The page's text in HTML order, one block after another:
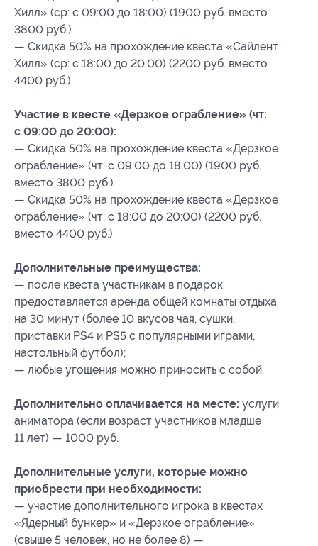
Хилл» (ср: с 09:00 до 18:00) (1900 руб. вместо
3800 руб.)
— Скидка 50% на прохождение квеста «Сайлент
Хилл» (ср: с 18:00 до 20:00) (2200 руб. вместо
4400 руб.)
Участие в квесте «Дерзкое ограбление» (чт:
с 09:00 до 20:00):
— Скидка 50% на прохождение квеста «Дерзкое
ограбление» (чт: с 09:00 до 18:00) (1900 руб.
вместо 3800 руб.)
— Скидка 50% на прохождение квеста «Дерзкое
ограбление» (чт: с 18:00 до 20:00) (2200 руб.
вместо 4400 руб.)
Дополнительные преимущества:
— после квеста участникам в подарок
предоставляется аренда общей комнаты отдыха
на 30 минут (более 10 вкусов чая, сушки,
приставки PS4 и PS5 с популярными играми,
настольный футбол);
— любые угощения можно приносить с собой.
Дополнительно оплачивается на месте: услуги
аниматора (если возраст участников младше
11 лет) — 1000 руб.
Дополнительные услуги, которые можно
приобрести при необходимости:
— участие дополнительного игрока в квестах
«Ядерный бункер» и «Дерзкое ограбление»
(свыше 5 человек, но не более 8) —